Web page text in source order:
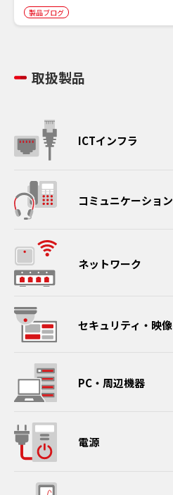
製品ブログ
取扱製品
ICTインフラ
コミュニケーション
ネットワーク
セキュリティ・映像
PC・周辺機器
電源